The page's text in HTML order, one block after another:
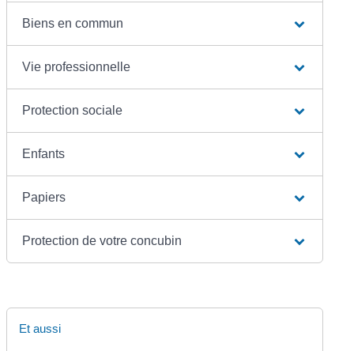
Biens en commun
Vie professionnelle
Protection sociale
Enfants
Papiers
Protection de votre concubin
Et aussi